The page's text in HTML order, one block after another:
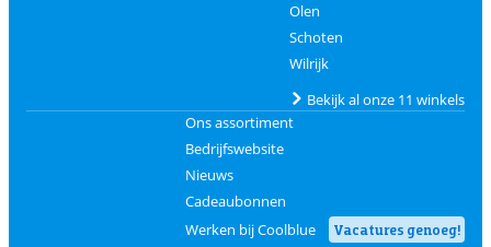
Olen
Schoten
Wilrijk
Bekijk al onze 11 winkels
Ons assortiment
Bedrijfswebsite
Nieuws
Cadeaubonnen
Werken bij Coolblue
Vacatures genoeg!